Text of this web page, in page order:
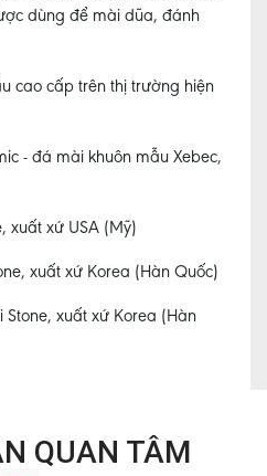
dùng để mài dũa, đánh
cao cấp trên thị trường hiện
- đá mài khuôn mẫu Xebec,
xuất xứ USA (Mỹ)
xuất xứ Korea (Hàn Quốc)
xuất xứ Korea (Hàn
QUAN TÂM